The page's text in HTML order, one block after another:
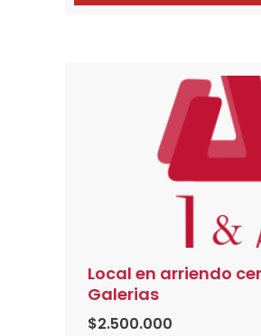
Local en arriendo
Galerias
$2.500.000